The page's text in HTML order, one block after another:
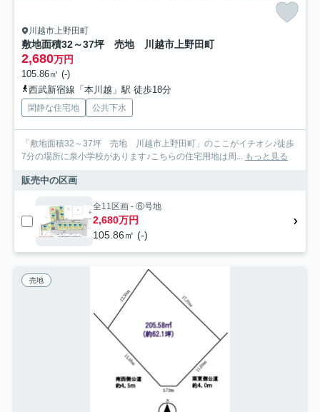
川越市上野田町
敷地面積32～37坪 売地 川越市上野田町
2,680万円
105.86㎡ (-)
西武新宿線「本川越」駅 徒歩18分
閑静な住宅地 公共下水
「敷地面積32～37坪 売地 川越市上野田町」のここがイチオシ♪徒歩
7分の場所に泉小学校があります♪こちらの住宅用地は周... もっと見る
販売中の区画
全11区画 - ⑥号地
2,680万円
105.86㎡ (-)
売地